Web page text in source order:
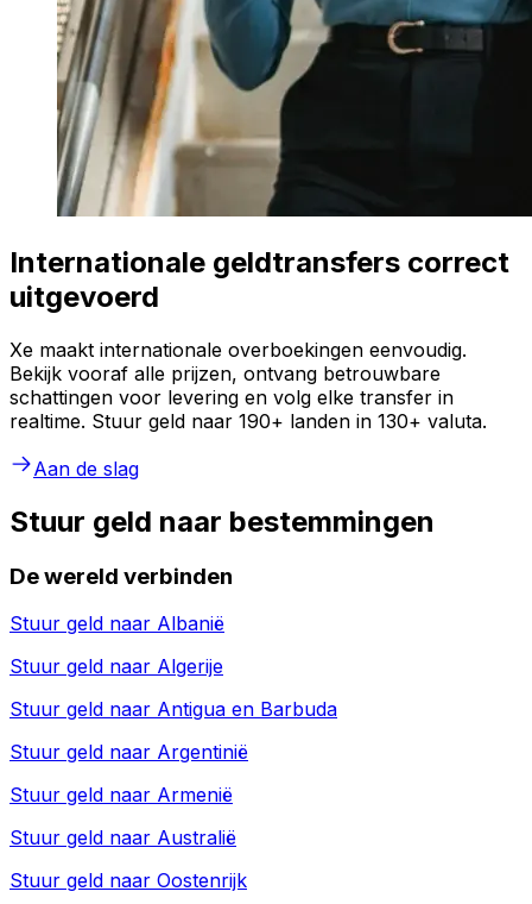
Internationale geldtransfers correct
uitgevoerd
Xe maakt internationale overboekingen eenvoudig.
Bekijk vooraf alle prijzen, ontvang betrouwbare
schattingen voor levering en volg elke transfer in
realtime. Stuur geld naar 190+ landen in 130+ valuta.
Aan de slag
Stuur geld naar bestemmingen
De wereld verbinden
Stuur geld naar Albanië
Stuur geld naar Algerije
Stuur geld naar Antigua en Barbuda
Stuur geld naar Argentinië
Stuur geld naar Armenië
Stuur geld naar Australië
Stuur geld naar Oostenrijk